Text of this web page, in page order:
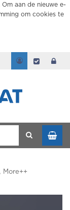
Om aan de nieuwe e-
om cookies te
More++